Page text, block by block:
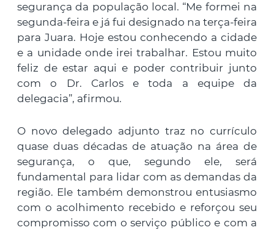
segurança da população local. “Me formei na
segunda-feira e já fui designado na terça-feira
para Juara. Hoje estou conhecendo a cidade
e a unidade onde irei trabalhar. Estou muito
feliz de estar aqui e poder contribuir junto
com o Dr. Carlos e toda a equipe da
delegacia”, afirmou.
O novo delegado adjunto traz no currículo
quase duas décadas de atuação na área de
segurança, o que, segundo ele, será
fundamental para lidar com as demandas da
região. Ele também demonstrou entusiasmo
com o acolhimento recebido e reforçou seu
compromisso com o serviço público e com a